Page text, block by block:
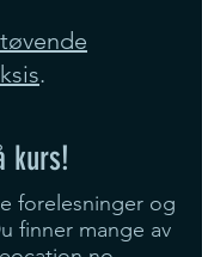
.
kurs!
forelesninger og
finner mange av